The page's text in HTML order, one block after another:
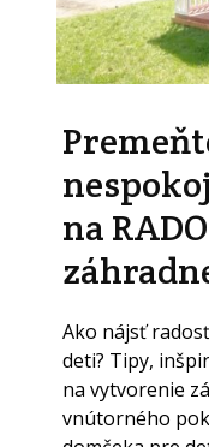
na
Ako nájsť
deti? Tipy,
na vytvorenie
vnútorného